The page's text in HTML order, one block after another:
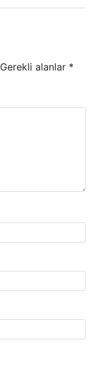
Gerekli alanlar *